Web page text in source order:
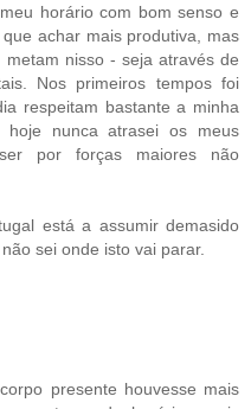
horário com bom senso e
achar mais produtiva, mas
nisso - seja através de
Nos primeiros tempos foi
respeitam bastante a minha
nunca atrasei os meus
por forças maiores não
está a assumir demasido
sei onde isto vai parar.
presente houvesse mais